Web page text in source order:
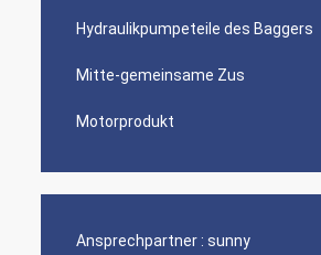
Hydraulikpumpeteile des Baggers
Mitte-gemeinsame Zus
Motorprodukt
Ansprechpartner : sunny